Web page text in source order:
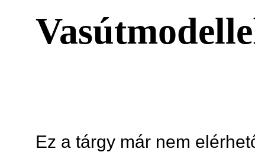
Ez a tárgy már nem